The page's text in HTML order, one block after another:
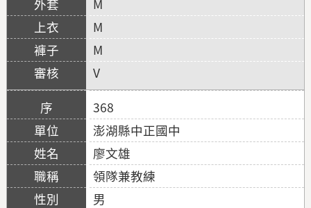
M
M
M
V
368
澎湖縣中正國中
廖文雄
領隊兼教練
男